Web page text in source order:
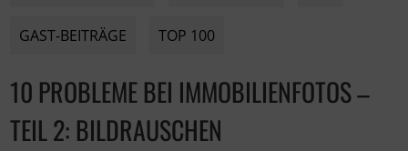
GAST-BEITRÄGE TOP 100
10 PROBLEME BEI IMMOBILIENFOTOS –
TEIL 2: BILDRAUSCHEN